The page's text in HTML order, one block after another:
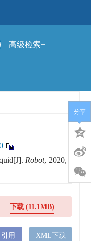
高级检索+
Robot, 2020,
下载(11.1MB)
用 XML下载
分享